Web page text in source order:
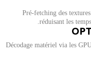
Pré‑fetching des
réduisant les
Décodage matériel via les